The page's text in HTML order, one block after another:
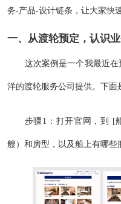
务-产品-设计链条，让大家快
一、从渡轮预定，认识
这次案例是一个我最近
洋的渡轮服务公司提供。下面
步骤1：打开官网，到 [
艘）和房型，以及船上有哪些